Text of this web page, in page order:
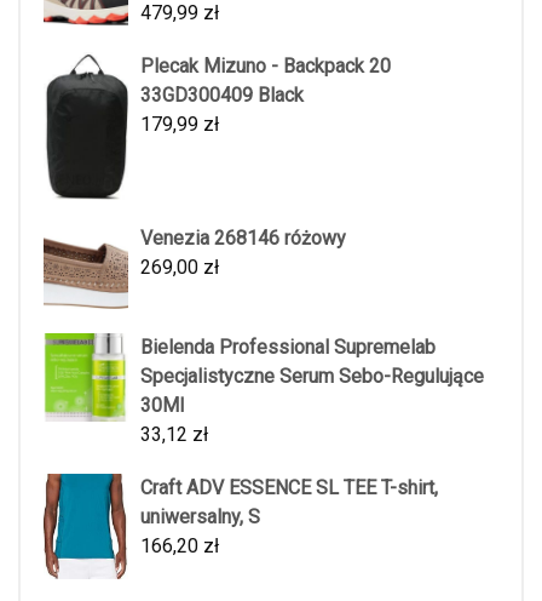
479,99 zł
Plecak Mizuno - Backpack 20
33GD300409 Black
179,99 zł
Venezia 268146 różowy
269,00 zł
Bielenda Professional Supremelab
Specjalistyczne Serum Sebo-Regulujące
30Ml
33,12 zł
Craft ADV ESSENCE SL TEE T-shirt,
uniwersalny, S
166,20 zł